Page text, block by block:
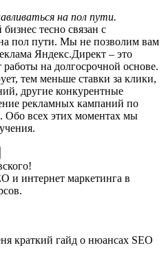
на пол пути.
тесно связан с
пол пути. Мы не позволим вам
Яндекс.Директ – это
на долгосрочной основе.
тем меньше ставки за клики,
другие конкурентные
рекламных кампаний по
Обо всех этих моментах мы
и интернет маркетинга в
краткий гайд о нюансах SEO